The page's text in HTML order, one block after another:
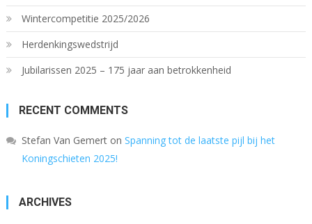
Wintercompetitie 2025/2026
Herdenkingswedstrijd
Jubilarissen 2025 – 175 jaar aan betrokkenheid
RECENT COMMENTS
Stefan Van Gemerton Spanning tot de laatste pijl bij het
Koningschieten 2025!
ARCHIVES